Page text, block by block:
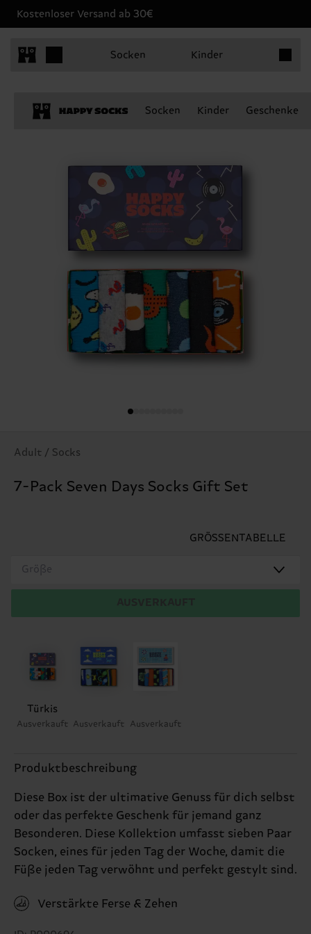
Kostenloser Versand ab 30€
Socken Kinder
Socken Kinder Geschenke
Adult / Socks
7-Pack Seven Days Socks Gift Set
GRÖSSENTABELLE
Größe
Türkis
Ausverkauft Ausverkauft Ausverkauft
Produktbeschreibung
Diese Box ist der ultimative Genuss für dich selbst
oder das perfekte Geschenk für jemand ganz
Besonderen. Diese Kollektion umfasst sieben Paar
Socken, eines für jeden Tag der Woche, damit die
Füße jeden Tag verwöhnt und perfekt gestylt sind.
Verstärkte Ferse & Zehen